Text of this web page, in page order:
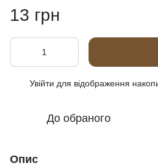
13 грн
Увійти для відображення
До обраного
Опис